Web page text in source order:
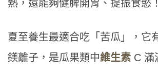
熱，還能夠健脾開胃、提振食慾！
夏至養生最適合吃「苦瓜」，它
鎂離子，是瓜果類中維生素 C 滿